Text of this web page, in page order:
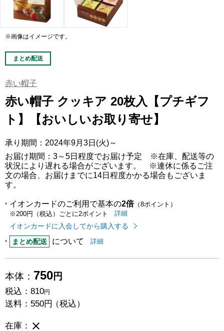
※画像はイメージです。
まとめ配送
赤い帽子
赤い帽子 クッキア 20枚入【プチギフ
ト】【おいしいお取り寄せ】
承り期間：2024年9月3日(火)～
お届け期間：3～5日程度でお届け予定 ※在庫、配送等の
状況により遅れる場合がございます。 ※連休に係るご注
文の場合、お届けまでに14日程度かかる場合もございま
す。
イオンカードのご利用で基本の2倍（8ポイント）
※200円（税込）ごとに2ポイント
イオンカードのご利用でたまるポイ
詳細
イオンカードに入会してから購入する
まとめ配送
について まとめ配送についての
詳細はこちら
本体： 750円
税込： 810円
送料： 550円（税込）
在庫： 在庫なし